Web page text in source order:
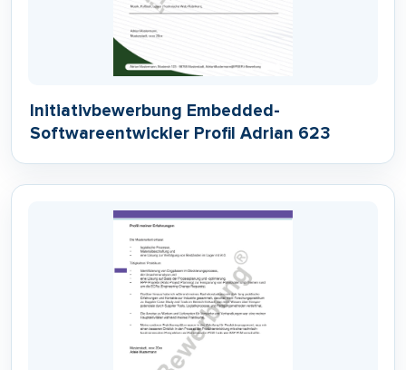
Initiativbewerbung Embedded-
Softwareentwickler Profil Adrian 623